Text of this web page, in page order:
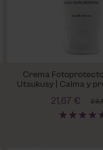
Crema
Utsukusy | Calma y
21,67 €